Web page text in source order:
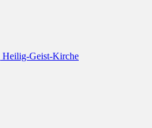
Heilig-Geist-Kirche